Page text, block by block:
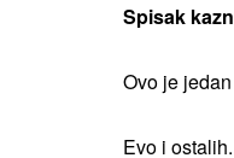
Spisak
Ovo je
Evo i ostalih.